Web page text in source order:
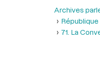
Archives
71. La